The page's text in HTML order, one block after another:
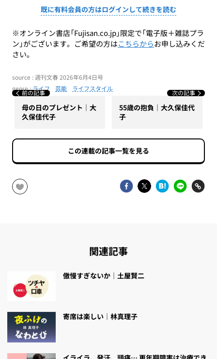
既に有料会員の方はログインして続きを読む
※オンライン書店「Fujisan.co.jp」限定で「電子版＋雑誌プラ
ン」がございます。ご希望の方はこちらからお申し込みくだ
さい。
source : 週刊文春 2026年6月4日号
genre :ライフ 芸能 ライフスタイル
前の記事
母の日のプレゼント｜大
久保佳代子
次の記事
55歳の抱負｜大久保佳代
子
この連載の記事一覧を見る
関連記事
傲慢すぎないか｜土屋賢二
寄席は楽しい｜林真理子